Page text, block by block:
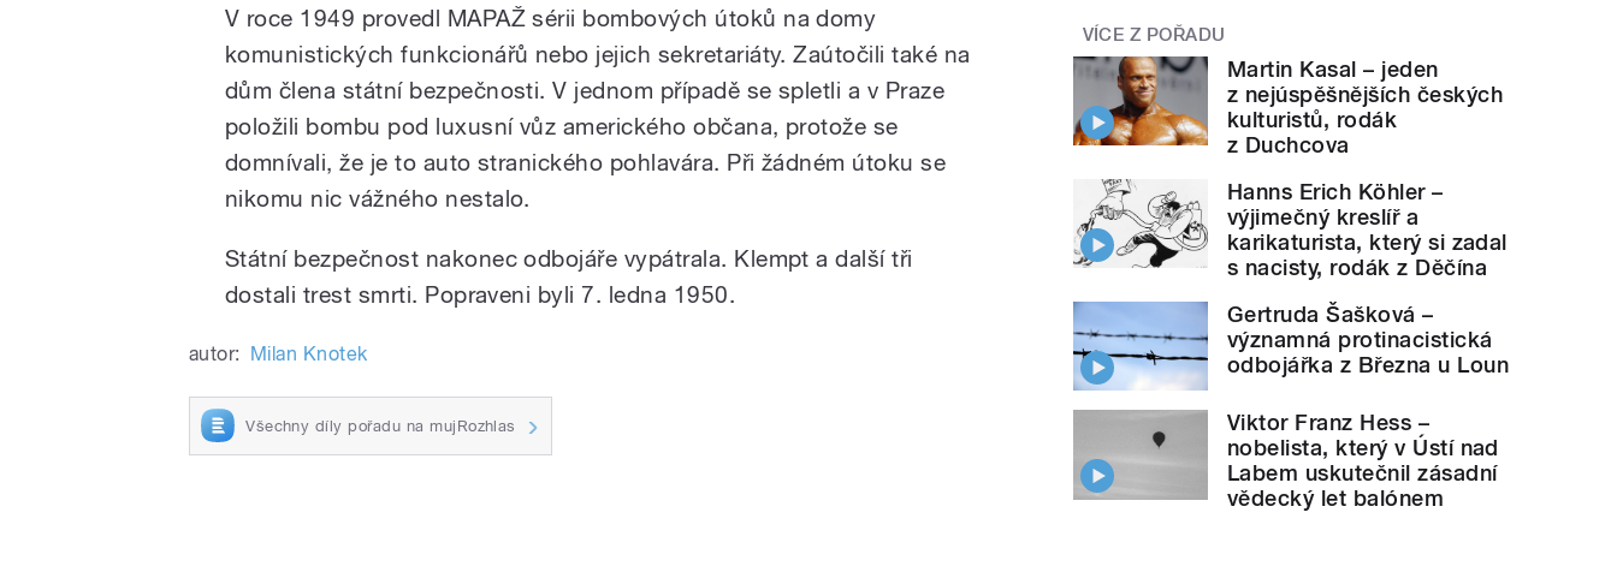
V roce 1949 provedl MAPAŽ sérii bombových útoků na domy
komunistických funkcionářů nebo jejich sekretariáty. Zaútočili také na
dům člena státní bezpečnosti. V jednom případě se spletli a v Praze
položili bombu pod luxusní vůz amerického občana, protože se
domnívali, že je to auto stranického pohlavára. Při žádném útoku se
nikomu nic vážného nestalo.
Státní bezpečnost nakonec odbojáře vypátrala. Klempt a další tři
dostali trest smrti. Popraveni byli 7. ledna 1950.
autor: Milan Knotek
Všechny díly pořadu na mujRozhlas
VÍCE Z POŘADU
Martin Kasal – jeden
z nejúspěšnějších českých
kulturistů, rodák
z Duchcova
Hanns Erich Köhler –
výjimečný kreslíř a
karikaturista, který si zadal
s nacisty, rodák z Děčína
Gertruda Šašková –
významná protinacistická
odbojářka z Března u Loun
Viktor Franz Hess –
nobelista, který v Ústí nad
Labem uskutečnil zásadní
vědecký let balónem